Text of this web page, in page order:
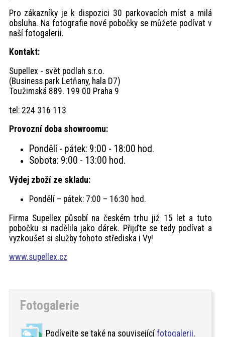
Pro zákazníky je k dispozici 30 parkovacích míst a milá
obsluha. Na fotografie nové pobočky se můžete podívat v
naší fotogalerii.
Kontakt:
Supellex - svět podlah s.r.o.
(Business park Letňany, hala D7)
Toužimská 889. 199 00 Praha 9
tel: 224 316 113
Provozní doba showroomu:
Pondělí - pátek: 9:00 - 18:00 hod.
Sobota: 9:00 - 13:00 hod.
Výdej zboží ze skladu:
Pondělí – pátek: 7:00 – 16:30 hod.
Firma Supellex působí na českém trhu již 15 let a tuto
pobočku si nadělila jako dárek. Přijďte se tedy podívat a
vyzkoušet si služby tohoto střediska i Vy!
www.supellex.cz
Fotogalerie
Podívejte se také na souvisejícífotogalerii.